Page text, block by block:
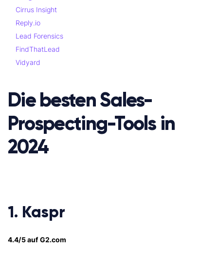
Cirrus Insight
Reply.io
Lead Forensics
FindThatLead
Vidyard
Die besten Sales-
Prospecting-Tools in
2024
1. Kaspr
4.4/5 auf G2.com